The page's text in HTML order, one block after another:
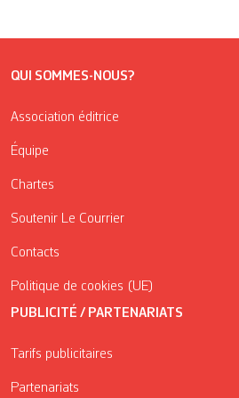
QUI SOMMES-NOUS?
Association éditrice
Équipe
Chartes
Soutenir Le Courrier
Contacts
Politique de cookies (UE)
PUBLICITÉ / PARTENARIATS
Tarifs publicitaires
Partenariats